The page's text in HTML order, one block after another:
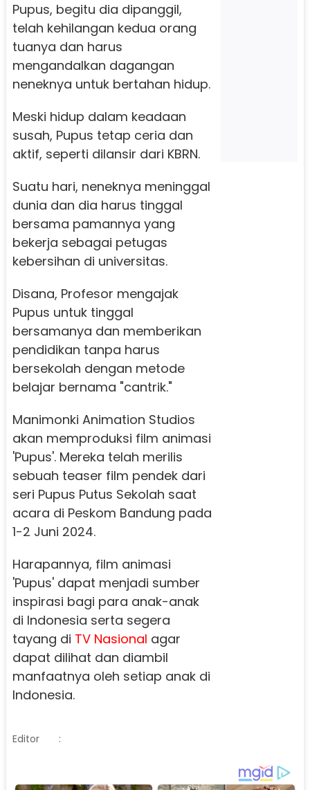
Pupus, begitu dia dipanggil,
telah kehilangan kedua orang
tuanya dan harus
mengandalkan dagangan
neneknya untuk bertahan hidup.
Meski hidup dalam keadaan
susah, Pupus tetap ceria dan
aktif, seperti dilansir dari KBRN.
Suatu hari, neneknya meninggal
dunia dan dia harus tinggal
bersama pamannya yang
bekerja sebagai petugas
kebersihan di universitas.
Disana, Profesor mengajak
Pupus untuk tinggal
bersamanya dan memberikan
pendidikan tanpa harus
bersekolah dengan metode
belajar bernama "cantrik."
Manimonki Animation Studios
akan memproduksi film animasi
'Pupus'. Mereka telah merilis
sebuah teaser film pendek dari
seri Pupus Putus Sekolah saat
acara di Peskom Bandung pada
1-2 Juni 2024.
Harapannya, film animasi
'Pupus' dapat menjadi sumber
inspirasi bagi para anak-anak
di Indonesia serta segera
tayang di TV Nasional agar
dapat dilihat dan diambil
manfaatnya oleh setiap anak di
Indonesia.
Editor :